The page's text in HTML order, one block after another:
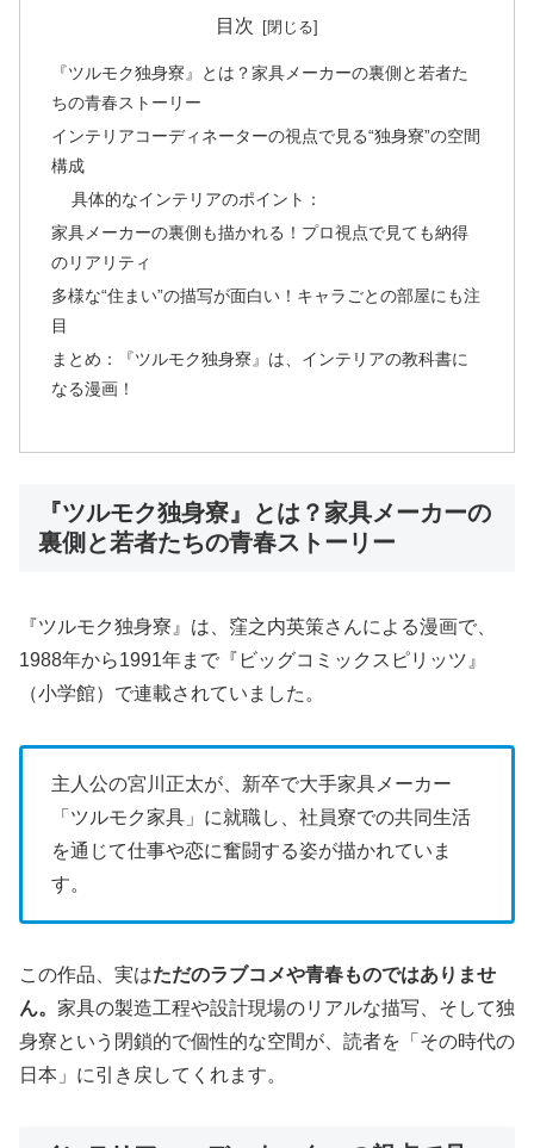
目次
『ツルモク独身寮』とは？家具メーカーの裏側と若者た
ちの青春ストーリー
インテリアコーディネーターの視点で見る“独身寮”の空間
構成
具体的なインテリアのポイント：
家具メーカーの裏側も描かれる！プロ視点で見ても納得
のリアリティ
多様な“住まい”の描写が面白い！キャラごとの部屋にも注
目
まとめ：『ツルモク独身寮』は、インテリアの教科書に
なる漫画！
『ツルモク独身寮』とは？家具メーカーの
裏側と若者たちの青春ストーリー
『ツルモク独身寮』は、窪之内英策さんによる漫画で、
1988年から1991年まで『ビッグコミックスピリッツ』
（小学館）で連載されていました。
主人公の宮川正太が、新卒で大手家具メーカー
「ツルモク家具」に就職し、社員寮での共同生活
を通じて仕事や恋に奮闘する姿が描かれていま
す。
この作品、実はただのラブコメや青春ものではありませ
ん。 家具の製造工程や設計現場のリアルな描写、そして独
身寮という閉鎖的で個性的な空間が、読者を「その時代の
日本」に引き戻してくれます。